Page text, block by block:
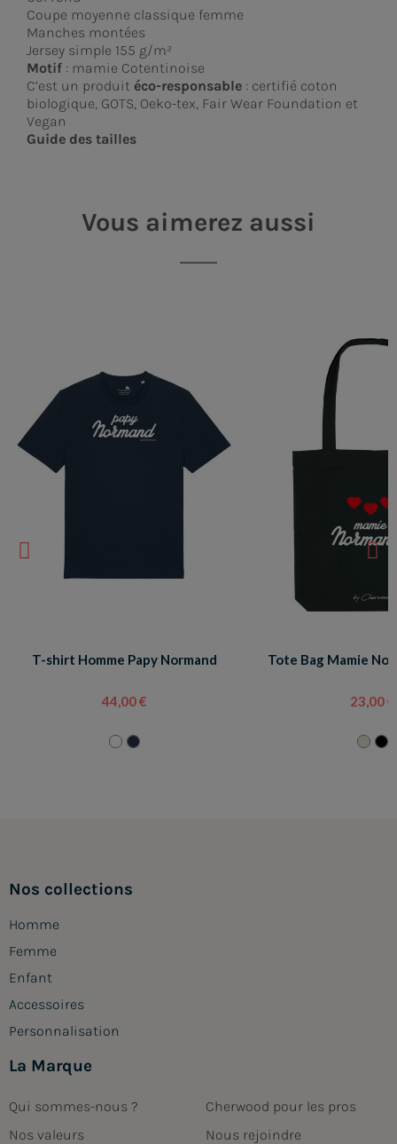
Coupe moyenne classique femme
Manches montées
Jersey simple 155 g/m²
Motif : mamie Cotentinoise
C’est un produit éco-responsable : certifié coton
biologique, GOTS, Oeko-tex, Fair Wear Foundation et
Vegan
Guide des tailles
Vous aimerez aussi
T-shirt Homme Papy Normand
44,00 €
Tote Bag Mamie
23,00 €
Nos collections
Homme
Femme
Enfant
Accessoires
Personnalisation
La Marque
Qui sommes-nous ?
Nos valeurs
Cherwood pour les pros
Nous rejoindre